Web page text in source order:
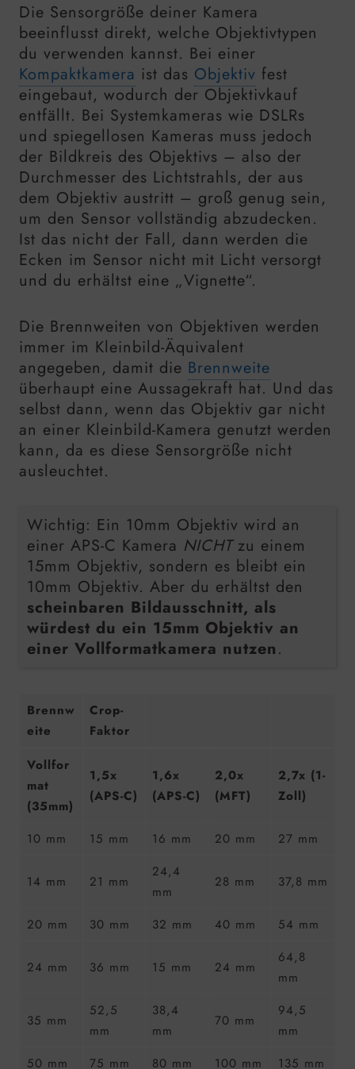
Die Sensorgröße deiner Kamera
beeinflusst direkt, welche Objektivtypen
du verwenden kannst. Bei einer
Kompaktkamera ist das Objektiv fest
eingebaut, wodurch der Objektivkauf
entfällt. Bei Systemkameras wie DSLRs
und spiegellosen Kameras muss jedoch
der Bildkreis des Objektivs – also der
Durchmesser des Lichtstrahls, der aus
dem Objektiv austritt – groß genug sein,
um den Sensor vollständig abzudecken.
Ist das nicht der Fall, dann werden die
Ecken im Sensor nicht mit Licht versorgt
und du erhältst eine „Vignette“.
Die Brennweiten von Objektiven werden
immer im Kleinbild-Äquivalent
angegeben, damit die Brennweite
überhaupt eine Aussagekraft hat. Und das
selbst dann, wenn das Objektiv gar nicht
an einer Kleinbild-Kamera genutzt werden
kann, da es diese Sensorgröße nicht
ausleuchtet.
Wichtig: Ein 10mm Objektiv wird an
einer APS-C Kamera NICHTzu einem
15mm Objektiv, sondern es bleibt ein
10mm Objektiv. Aber du erhältst den
scheinbaren Bildausschnitt, als
würdest du ein 15mm Objektiv an
einer Vollformatkamera nutzen.
Brennw
eite
Crop-
Faktor
Vollfor
mat
(35mm)
1,5x
(APS-C)
1,6x
(APS-C)
2,0x
(MFT)
2,7x (1-
Zoll)
10 mm 15 mm 16 mm 20 mm 27 mm
14 mm 21 mm
24,4
mm
28 mm 37,8 mm
20 mm 30 mm 32 mm 40 mm 54 mm
24 mm 36 mm 15 mm 24 mm
64,8
mm
35 mm
52,5
mm
38,4
mm
70 mm
94,5
mm
50 mm
75 mm 80 mm 100 mm 135 mm